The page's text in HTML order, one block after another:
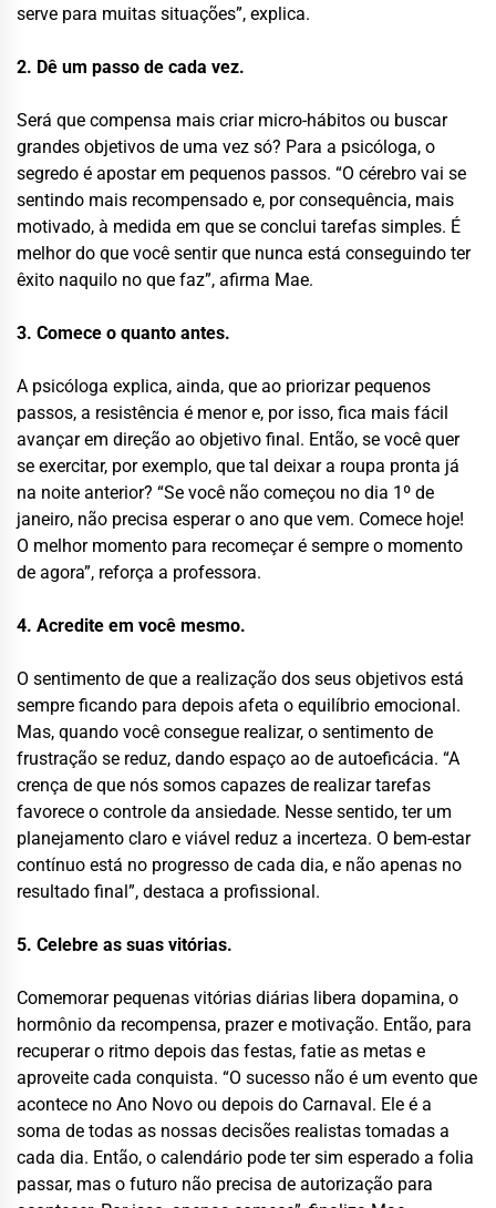
serve para muitas situações”, explica.
2. Dê um passo de cada vez.
Será que compensa mais criar micro-hábitos ou buscar
grandes objetivos de uma vez só? Para a psicóloga, o
segredo é apostar em pequenos passos. “O cérebro vai se
sentindo mais recompensado e, por consequência, mais
motivado, à medida em que se conclui tarefas simples. É
melhor do que você sentir que nunca está conseguindo ter
êxito naquilo no que faz”, afirma Mae.
3. Comece o quanto antes.
A psicóloga explica, ainda, que ao priorizar pequenos
passos, a resistência é menor e, por isso, fica mais fácil
avançar em direção ao objetivo final. Então, se você quer
se exercitar, por exemplo, que tal deixar a roupa pronta já
na noite anterior? “Se você não começou no dia 1º de
janeiro, não precisa esperar o ano que vem. Comece hoje!
O melhor momento para recomeçar é sempre o momento
de agora”, reforça a professora.
4. Acredite em você mesmo.
O sentimento de que a realização dos seus objetivos está
sempre ficando para depois afeta o equilíbrio emocional.
Mas, quando você consegue realizar, o sentimento de
frustração se reduz, dando espaço ao de autoeficácia. “A
crença de que nós somos capazes de realizar tarefas
favorece o controle da ansiedade. Nesse sentido, ter um
planejamento claro e viável reduz a incerteza. O bem-estar
contínuo está no progresso de cada dia, e não apenas no
resultado final”, destaca a profissional.
5. Celebre as suas vitórias.
Comemorar pequenas vitórias diárias libera dopamina, o
hormônio da recompensa, prazer e motivação. Então, para
recuperar o ritmo depois das festas, fatie as metas e
aproveite cada conquista. “O sucesso não é um evento que
acontece no Ano Novo ou depois do Carnaval. Ele é a
soma de todas as nossas decisões realistas tomadas a
cada dia. Então, o calendário pode ter sim esperado a folia
passar, mas o futuro não precisa de autorização para